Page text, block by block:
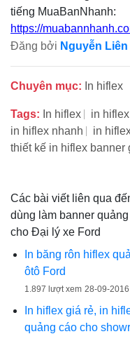
tiếng MuaBanNhanh:
https://
Đăng bởi Nguyễn Liên
Chuyên mục: In hiflex
Tags: In hiflex in
in hiflex nhanh
in
thiết kế in hiflex banner
Các bài viết liên qua
dùng làm banner
cho Đại lý xe Ford
In băng rôn hiflex
ôtô Ford
1.897 lượt xem 28-09-2016
In hiflex giá rẻ, in
quảng cáo cho